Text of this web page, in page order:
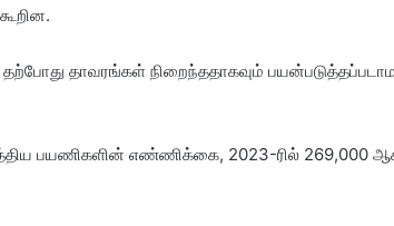
தாவரங்கள் நிறைந்ததாகவும்
பயணிகளின் எண்ணிக்கை, 2023-ரில் 269,000